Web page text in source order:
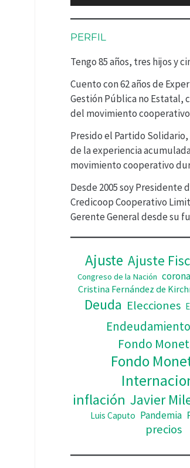
d
t
o
e
v
í
d
PERFIL
Tengo 85 años, tres hijos y
Cuento con 62 años de
Gestión Pública no Estatal,
del movimiento
Presido el Partido
de la experiencia
movimiento cooperativo
Desde 2005 soy Presidente
Credicoop Cooperativo
Gerente General desde su
Ajuste Ajuste
Congreso de la Nación
Cristina Fernández de
Deuda Elecciones
Endeudamiento
Fondo
Fondo
inflación Javier
Luis Caputo Pandemia
precios